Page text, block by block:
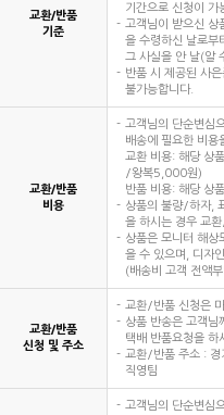
교환/반품
기준
기간으로 신청이 가
고객님이 받으신 상
을 수령하신 날로부
그 사실을 안 날(알
반품 시 제공된 사
불가능합니다.
교환/반품
비용
고객님의 단순변심
배송에 필요한 비용
교환 비용: 해당 상
/왕복5,000원)
반품 비용: 해당 상
상품의 불량/하자,
을 하시는 경우 교
상품은 모니터 해상
을 수 있으며, 디자
(배송비 고객 전액
교환/반품
신청 및 주소
교환/반품 신청은
상품 반송은 고객
택배 반품요청을 하
교환/반품 주소 : 경
직영팀
고객님의 단순변심